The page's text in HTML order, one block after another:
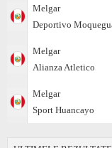
Melgar
Deportivo
Melgar
Alianza Atletico
Melgar
Sport Huancayo